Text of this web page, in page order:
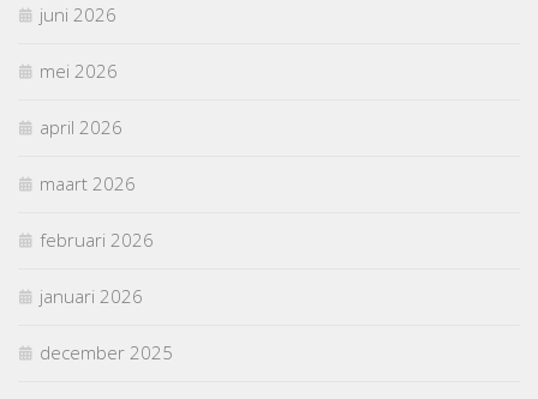
juni 2026
mei 2026
april 2026
maart 2026
februari 2026
januari 2026
december 2025